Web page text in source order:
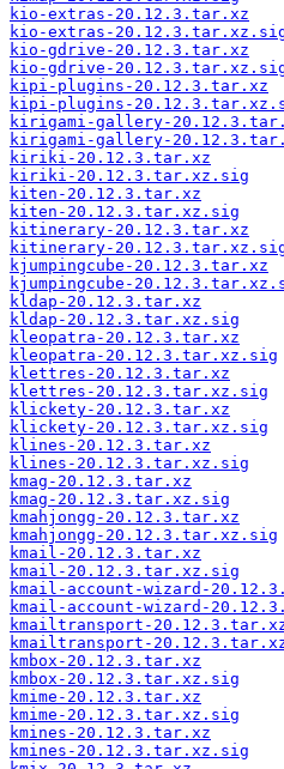
kio-extras-20.12.3.tar.xz
kio-extras-
kio-gdrive-20.12.3.tar.xz
kio-gdrive-
kipi-plugins-20.12.3.tar.xz
kipi-plugins-
kirigami-gallery-
kirigami-gallery-
kiriki-20.12.3.tar.xz
kiriki-20.12.3.tar.xz.sig
kiten-20.12.3.tar.xz
kiten-20.12.3.tar.xz.sig
kitinerary-20.12.3.tar.xz
kitinerary-
kjumpingcube-20.12.3.tar.xz
kjumpingcube-
kldap-20.12.3.tar.xz
kldap-20.12.3.tar.xz.sig
kleopatra-20.12.3.tar.xz
kleopatra-20.12.3.tar.xz.sig
klettres-20.12.3.tar.xz
klettres-20.12.3.tar.xz.sig
klickety-20.12.3.tar.xz
klickety-20.12.3.tar.xz.sig
klines-20.12.3.tar.xz
klines-20.12.3.tar.xz.sig
kmag-20.12.3.tar.xz
kmag-20.12.3.tar.xz.sig
kmahjongg-20.12.3.tar.xz
kmahjongg-20.12.3.tar.xz.sig
kmail-20.12.3.tar.xz
kmail-20.12.3.tar.xz.sig
kmail-account-wizard-
kmail-account-wizard-
kmailtransport-
kmailtransport-
kmbox-20.12.3.tar.xz
kmbox-20.12.3.tar.xz.sig
kmime-20.12.3.tar.xz
kmime-20.12.3.tar.xz.sig
kmines-20.12.3.tar.xz
kmines-20.12.3.tar.xz.sig